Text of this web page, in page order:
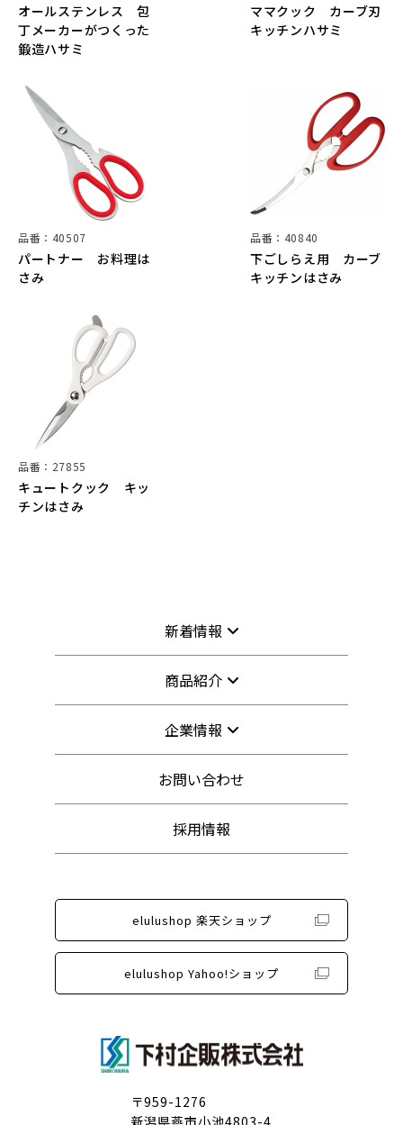
オールステンレス 包
丁メーカーがつくった
鍛造ハサミ
ママクック カーブ刃
キッチンハサミ
パートナー お料理は
さみ
品番：40507
下ごしらえ用 カーブ
キッチンはさみ
品番：40840
キュートクック キッ
チンはさみ
品番：27855
新着情報
商品紹介
企業情報
お問い合わせ
採用情報
elulushop 楽天ショップ
elulushop Yahoo!ショップ
〒959-1276